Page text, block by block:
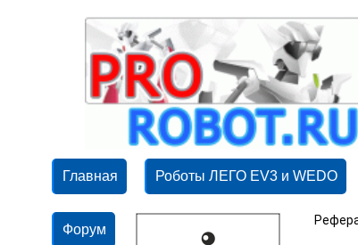
Главная Роботы ЛЕГО EV3 и WEDO
Форум